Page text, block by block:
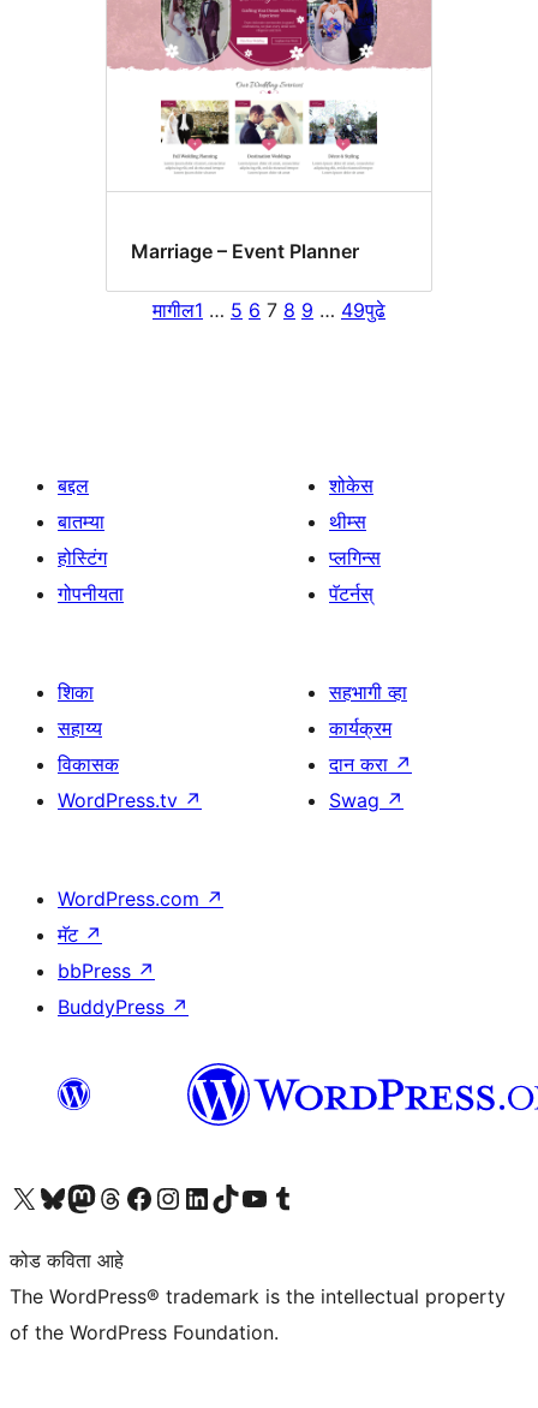
Marriage – Event Planner
मागील1 … 5 6 7 8 9 … 49पुढे
बद्दल
बातम्या
होस्टिंग
गोपनीयता
शोकेस
थीम्स
प्लगिन्स
पॅटर्नस्
शिका
सहाय्य
विकासक
WordPress.tv ↗
सहभागी व्हा
कार्यक्रम
दान करा ↗
Swag ↗
WordPress.com ↗
मॅट ↗
bbPress ↗
BuddyPress ↗
आमच्या X (एक्स) (पूर्वीचे ट्विटर) खात्याला भेट द्या आमच्या ब्लूस्की खात्याला भेट द्या.आमच्या Mastodon खात्याला भेट द्या.आमच्या थ्रेड्स खात्याला भेट द्या. आमच्या फेसबुक पेजला भेट द्या आमच्या इंस्टाग्राम खात्याला भेट द्या आमच्या लिंक्डइन खात्याला भेट द्या आमच्या टिकटॉक अकाउंटला भेट द्या.आमच्या यूट्यूब चॅनेलला भेट द्या आमच्या टंबलर खात्याला भेट द्या.
कोड कविता आहे
The WordPress® trademark is the intellectual property
of the WordPress Foundation.